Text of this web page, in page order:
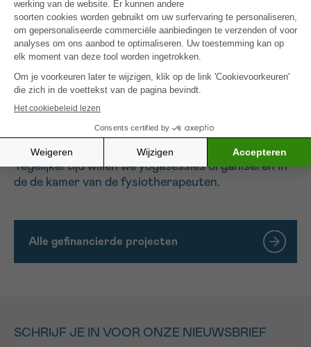
hypnose,
sophrologie,
Reiki,
haar workshops,
voetreflexologie.
Tegelijkertijd willen we yogasessies organiseren in
de de kamer van de fysiotherapeuten.
Alle gefinancierde projecten
SCHRIJF JE IN VOOR ONZE NIEUWSBRIEF